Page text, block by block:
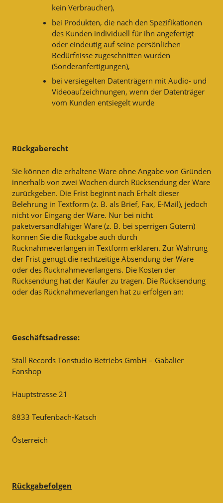
kein Verbraucher),
bei Produkten, die nach den Spezifikationen
des Kunden individuell für ihn angefertigt
oder eindeutig auf seine persönlichen
Bedürfnisse zugeschnitten wurden
(Sonderanfertigungen),
bei versiegelten Datenträgern mit Audio- und
Videoaufzeichnungen, wenn der Datenträger
vom Kunden entsiegelt wurde
Rückgaberecht
Sie können die erhaltene Ware ohne Angabe von Gründen
innerhalb von zwei Wochen durch Rücksendung der Ware
zurückgeben. Die Frist beginnt nach Erhalt dieser
Belehrung in Textform (z. B. als Brief, Fax, E-Mail), jedoch
nicht vor Eingang der Ware. Nur bei nicht
paketversandfähiger Ware (z. B. bei sperrigen Gütern)
können Sie die Rückgabe auch durch
Rücknahmeverlangen in Textform erklären. Zur Wahrung
der Frist genügt die rechtzeitige Absendung der Ware
oder des Rücknahmeverlangens. Die Kosten der
Rücksendung hat der Käufer zu tragen. Die Rücksendung
oder das Rücknahmeverlangen hat zu erfolgen an:
Geschäftsadresse:
Stall Records Tonstudio Betriebs GmbH – Gabalier
Fanshop
Hauptstrasse 21
8833 Teufenbach-Katsch
Österreich
Rückgabefolgen